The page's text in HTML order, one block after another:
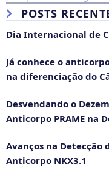
POSTS
Dia Internacional de
Já conhece o
na diferenciação do
Desvendando o
Anticorpo PRAME na
Avanços na Detecção
Anticorpo NKX3.1